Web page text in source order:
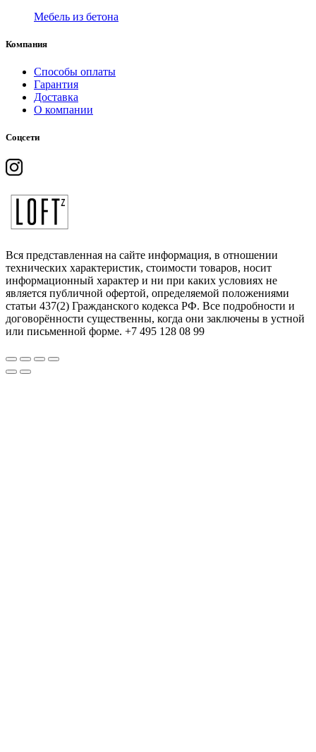
Мебель из бетона
Компания
Способы оплаты
Гарантия
Доставка
О компании
Соцсети
Вся представленная на сайте информация, в отношении
технических характеристик, стоимости товаров, носит
информационный характер и ни при каких условиях не
является публичной офертой, определяемой положениями
статьи 437(2) Гражданского кодекса РФ. Все подробности и
договорённости существенны, когда они заключены в устной
или письменной форме. +7 495 128 08 99